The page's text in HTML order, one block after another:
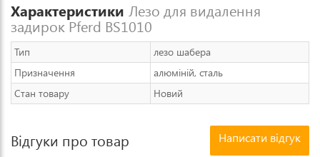
Характеристики Лезо для видалення
задирок Pferd BS1010
Тип
лезо шабера
Призначення
алюміній, сталь
Стан товару
Новий
Відгуки про товар Написати відгук